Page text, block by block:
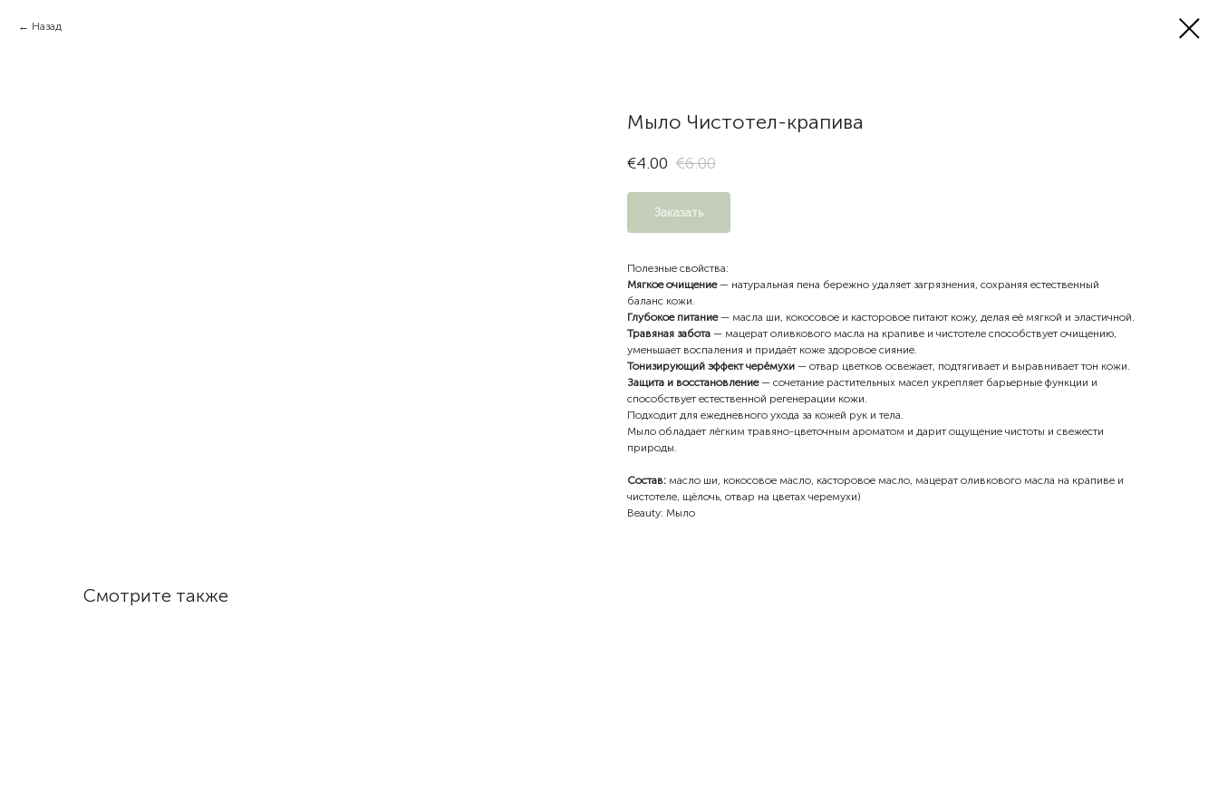
Назад
Мыло Чистотел-крапива
€4.00 €6.00
Заказать
Полезные свойства:
Мягкое очищение— натуральная пена бережно удаляет загрязнения, сохраняя естественный
баланс кожи.
Глубокое питание— масла ши, кокосовое и касторовое питают кожу, делая её мягкой и эластичной.
Травяная забота — мацерат оливкового масла на крапиве и чистотеле способствует очищению,
уменьшает воспаления и придаёт коже здоровое сияние.
Тонизирующий эффект черёмухи — отвар цветков освежает, подтягивает и выравнивает тон кожи.
Защита и восстановление— сочетание растительных масел укрепляет барьерные функции и
способствует естественной регенерации кожи.
Подходит для ежедневного ухода за кожей рук и тела.
Мыло обладает лёгким травяно-цветочным ароматом и дарит ощущение чистоты и свежести
природы.
Состав: масло ши, кокосовое масло, касторовое масло, мацерат оливкового масла на крапиве и
чистотеле, щёлочь, отвар на цветах черемухи)
Beauty: Мыло
Смотрите также